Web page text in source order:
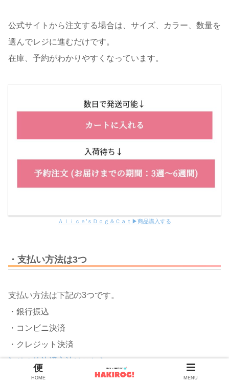
公式サイトから注文する場合は、サイズ、カラー、数量を
選んでレジに進むだけです。
在庫、予約がわかりやすくなっています。
Ａｌｉｃｅ’ｓＤｏｇ＆Ｃａｔ▶商品購入する
・支払い方法は3つ
支払い方法は下記の3つです。
・銀行振込
・コンビニ決済
・クレジット決済
▶その他決済方法はこちら
HOME MENU